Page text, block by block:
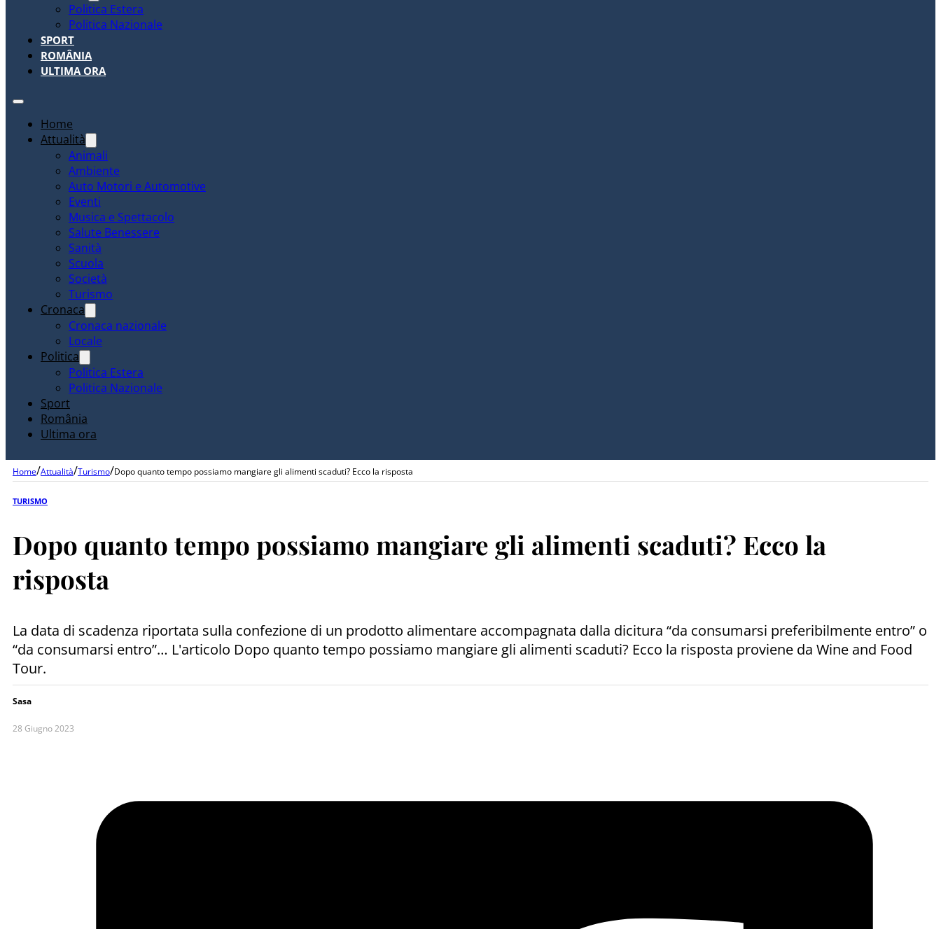
Politica Estera
Politica Nazionale
SPORT
ROMÂNIA
ULTIMA ORA
Home
Attualità
Animali
Ambiente
Auto Motori e Automotive
Eventi
Musica e Spettacolo
Salute Benessere
Sanità
Scuola
Società
Turismo
Cronaca
Cronaca nazionale
Locale
Politica
Politica Estera
Politica Nazionale
Sport
România
Ultima ora
Home/Attualità/Turismo/Dopo quanto tempo possiamo mangiare gli alimenti scaduti? Ecco la risposta
TURISMO
Dopo quanto tempo possiamo mangiare gli alimenti scaduti? Ecco la
risposta
La data di scadenza riportata sulla confezione di un prodotto alimentare accompagnata dalla dicitura “da consumarsi preferibilmente entro” o
“da consumarsi entro”… L'articolo Dopo quanto tempo possiamo mangiare gli alimenti scaduti? Ecco la risposta proviene da Wine and Food
Tour.
Sasa
28 Giugno 2023